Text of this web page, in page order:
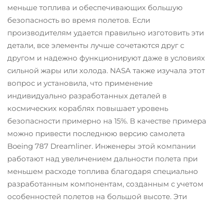
меньше топлива и обеспечивающих большую
безопасность во время полетов. Если
производителям удается правильно изготовить эти
детали, все элементы лучше сочетаются друг с
другом и надежно функционируют даже в условиях
сильной жары или холода. NASA также изучала этот
вопрос и установила, что применение
индивидуально разработанных деталей в
космических кораблях повышает уровень
безопасности примерно на 15%. В качестве примера
можно привести последнюю версию самолета
Boeing 787 Dreamliner. Инженеры этой компании
работают над увеличением дальности полета при
меньшем расходе топлива благодаря специально
разработанным компонентам, созданным с учетом
особенностей полетов на большой высоте. Эти